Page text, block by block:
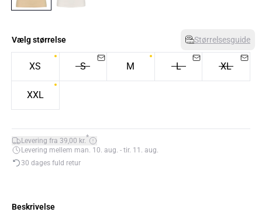
Vælg størrelse Størrelsesguide
XS S M L XL
XXL
Levering fra 39,00 kr.*
Levering mellem man. 10. aug. - tir. 11. aug.
30 dages fuld retur
Beskrivelse